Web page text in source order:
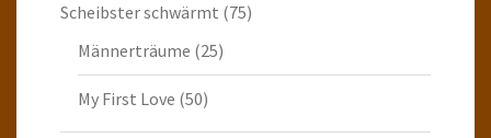
Scheibster schwärmt (75)
Männerträume (25)
My First Love (50)